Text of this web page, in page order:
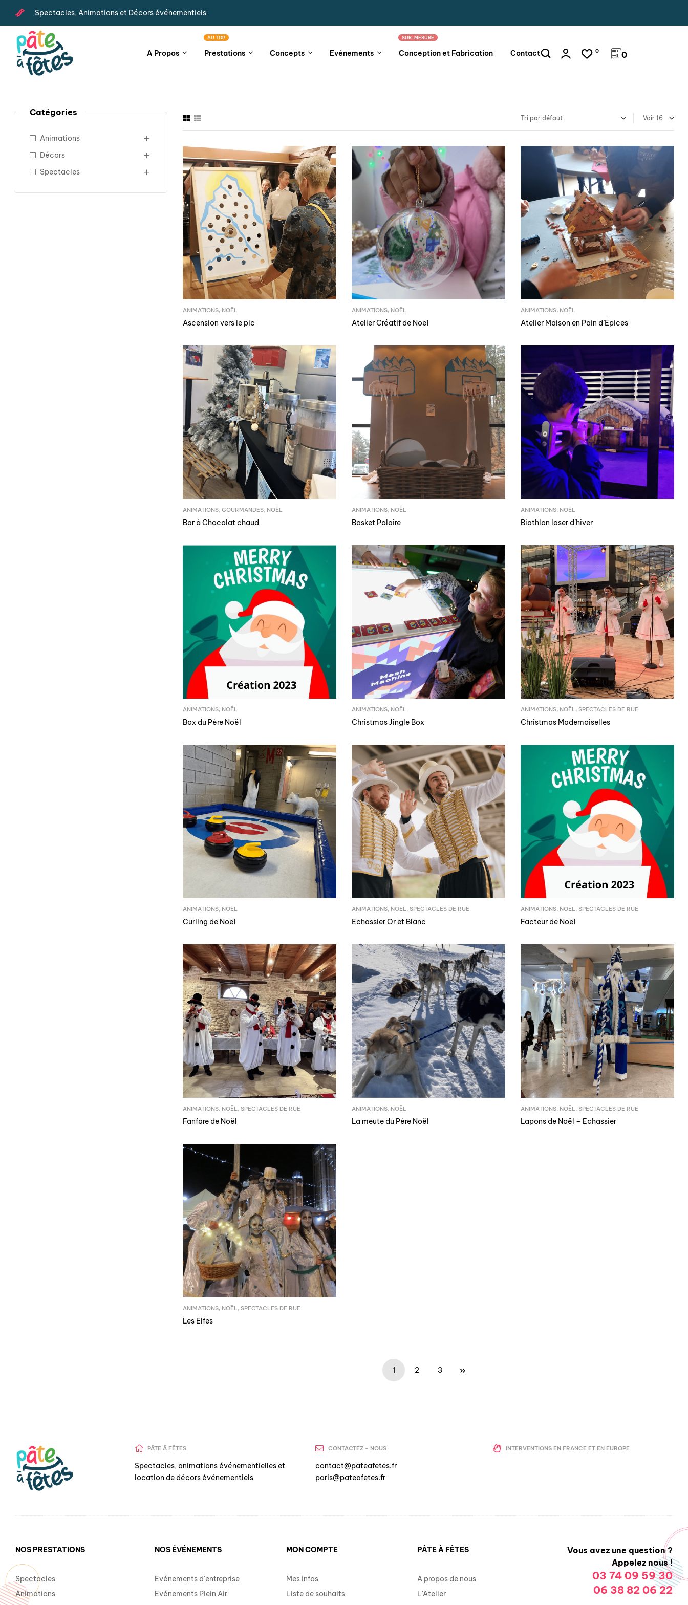
Spectacles, Animations et Décors événementiels
A Propos Prestations
AU TOP
Concepts Evénements Conception et Fabrication
SUR-MESURE
Contact 0 0
Voir
ANIMATIONS, NOËL
Ascension vers le pic
ANIMATIONS, NOËL
Atelier Créatif de Noël
ANIMATIONS, NOËL
Atelier Maison en Pain d’Épices
ANIMATIONS, GOURMANDES, NOËL
Bar à Chocolat chaud
ANIMATIONS, NOËL
Basket Polaire
ANIMATIONS, NOËL
Biathlon laser d’hiver
ANIMATIONS, NOËL
Box du Père Noël
ANIMATIONS, NOËL
Christmas Jingle Box
ANIMATIONS, NOËL, SPECTACLES DE RUE
Christmas Mademoiselles
ANIMATIONS, NOËL
Curling de Noël
ANIMATIONS, NOËL, SPECTACLES DE RUE
Échassier Or et Blanc
ANIMATIONS, NOËL, SPECTACLES DE RUE
Facteur de Noël
ANIMATIONS, NOËL, SPECTACLES DE RUE
Fanfare de Noël
ANIMATIONS, NOËL
La meute du Père Noël
ANIMATIONS, NOËL, SPECTACLES DE RUE
Lapons de Noël – Echassier
ANIMATIONS, NOËL, SPECTACLES DE RUE
Les Elfes
1 2 3
Catégories
Animations
Décors
Spectacles
PÂTE Â FÊTES
Spectacles, animations événementielles et
location de décors événementiels
CONTACTEZ - NOUS
contact@pateafetes.fr
paris@pateafetes.fr
INTERVENTIONS EN FRANCE ET EN EUROPE
NOS PRESTATIONS
Spectacles
Animations
NOS ÉVÉNEMENTS
Evénements d'entreprise
Evénements Plein Air
MON COMPTE
Mes infos
Liste de souhaits
PÂTE À FÊTES
A propos de nous
L'Atelier
Vous avez une question ?
Appelez nous !
03 74 09 59 30
06 38 82 06 22